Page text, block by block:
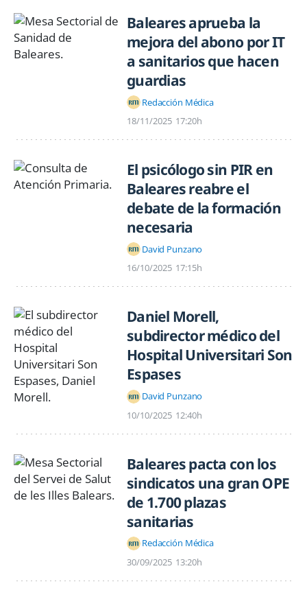
Baleares aprueba la
mejora del abono por IT
a sanitarios que hacen
guardias
Redacción Médica
18/11/2025 17:20h
El psicólogo sin PIR en
Baleares reabre el
debate de la formación
necesaria
David Punzano
16/10/2025 17:15h
Daniel Morell,
subdirector médico del
Hospital Universitari Son
Espases
David Punzano
10/10/2025 12:40h
Baleares pacta con los
sindicatos una gran OPE
de 1.700 plazas
sanitarias
Redacción Médica
30/09/2025 13:20h